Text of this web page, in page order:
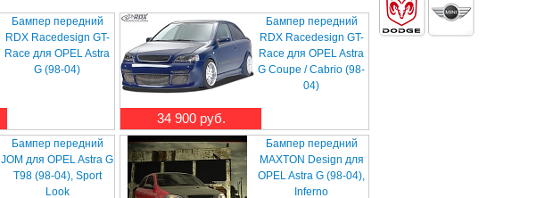
Бампер передний
RDX Racedesign GT-
Race для OPEL Astra
G (98-04)
34 900 руб.
Бампер передний
RDX Racedesign GT-
Race для OPEL Astra
G Coupe / Cabrio (98-
04)
Бампер передний
JOM для OPEL Astra G
T98 (98-04), Sport
Look
Бампер передний
MAXTON Design для
OPEL Astra G (98-04),
Inferno